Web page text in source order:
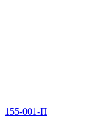
155-001-П